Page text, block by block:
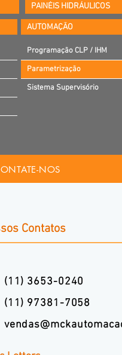
PAINÉIS HIDRÁULICOS
AUTOMAÇÃO
Programação CLP / IHM
Parametrização
Sistema Supervisório
NOS
Contatos
(11) 3653-0240
(11) 97381-7058